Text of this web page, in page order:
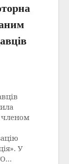
членом
У